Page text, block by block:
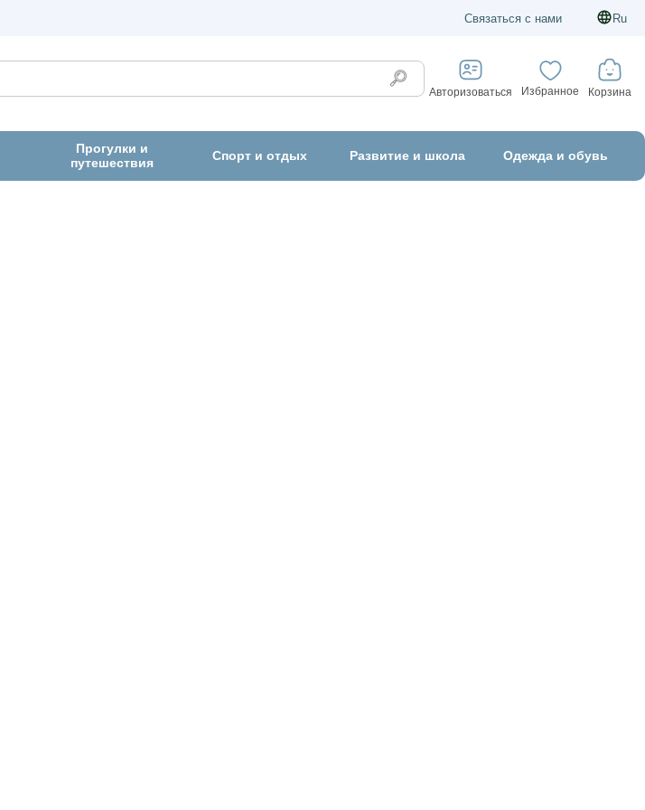
Связаться с нами Ru
Авторизоваться Избранное Корзина
Прогулки и
путешествия
Спорт и отдых Развитие и школа Одежда и обувь